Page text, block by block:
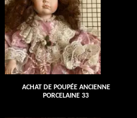
ACHAT DE POUPÉE ANCIENNE
PORCELAINE 33